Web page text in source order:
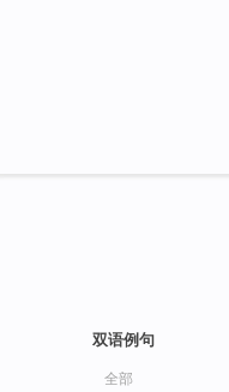
双语例句
全部